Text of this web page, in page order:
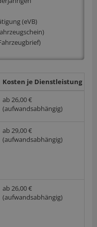
(eVB)
Kosten je Dienstleistung
ab 26,00 €
(aufwandsabhängig)
ab 29,00 €
(aufwandsabhängig)
ab 26,00 €
(aufwandsabhängig)